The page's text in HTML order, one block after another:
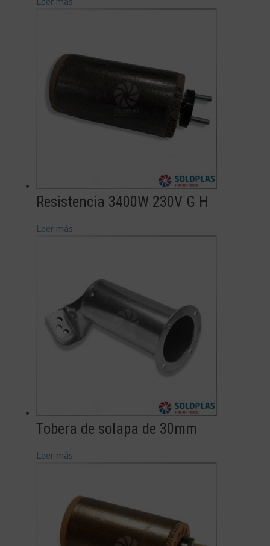
Resistencia 3400W 230V G H
Leer más
Tobera de solapa de 30mm
Leer más